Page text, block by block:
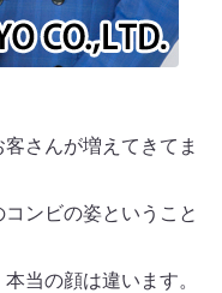
さんが増えてきてま
ンビの姿ということ
当の顔は違います。